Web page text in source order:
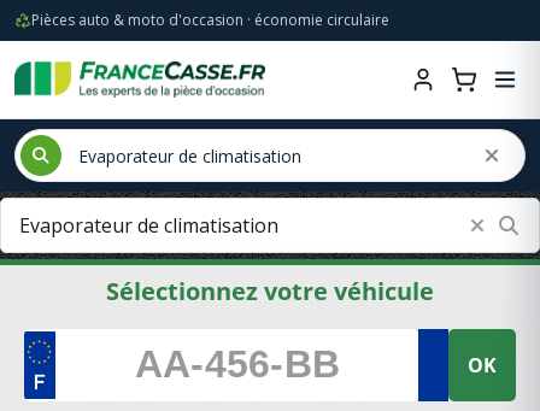
Pièces auto & moto d'occasion · économie circulaire
Sélectionnez votre véhicule
OK